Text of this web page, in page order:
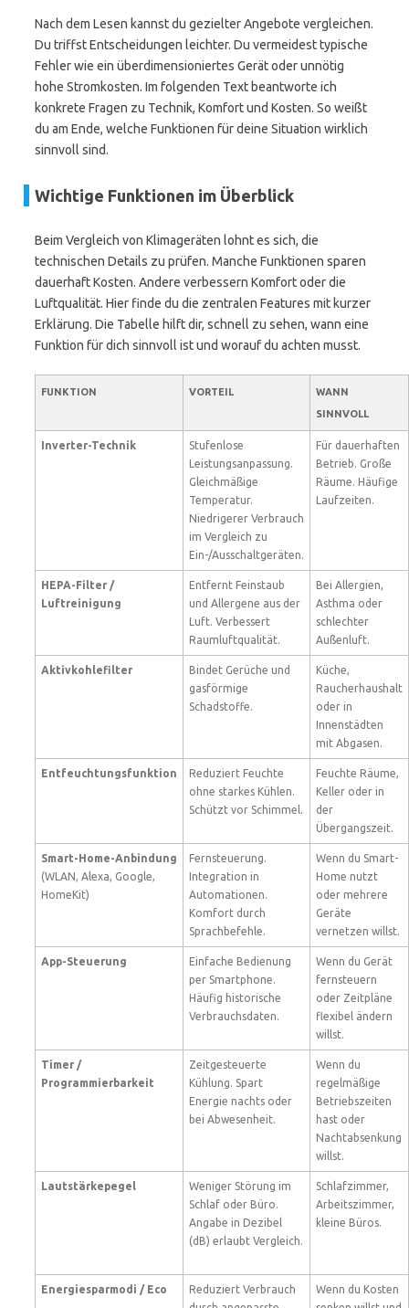
Nach dem Lesen kannst du gezielter Angebote vergleichen.
Du triffst Entscheidungen leichter. Du vermeidest typische
Fehler wie ein überdimensioniertes Gerät oder unnötig
hohe Stromkosten. Im folgenden Text beantworte ich
konkrete Fragen zu Technik, Komfort und Kosten. So weißt
du am Ende, welche Funktionen für deine Situation wirklich
sinnvoll sind.
Wichtige Funktionen im Überblick
Beim Vergleich von Klimageräten lohnt es sich, die
technischen Details zu prüfen. Manche Funktionen sparen
dauerhaft Kosten. Andere verbessern Komfort oder die
Luftqualität. Hier finde du die zentralen Features mit kurzer
Erklärung. Die Tabelle hilft dir, schnell zu sehen, wann eine
Funktion für dich sinnvoll ist und worauf du achten musst.
FUNKTION VORTEIL
WANN
SINNVOLL
Inverter-Technik
Stufenlose
Leistungsanpassung.
Gleichmäßige
Temperatur.
Niedrigerer Verbrauch
im Vergleich zu
Ein-/Ausschaltgeräten.
Für dauerhaften
Betrieb. Große
Räume. Häufige
Laufzeiten.
HEPA-Filter /
Luftreinigung
Entfernt Feinstaub
und Allergene aus der
Luft. Verbessert
Raumluftqualität.
Bei Allergien,
Asthma oder
schlechter
Außenluft.
Aktivkohlefilter
Bindet Gerüche und
gasförmige
Schadstoffe.
Küche,
Raucherhaushalt
oder in
Innenstädten
mit Abgasen.
Entfeuchtungsfunktion
Reduziert Feuchte
ohne starkes Kühlen.
Schützt vor Schimmel.
Feuchte Räume,
Keller oder in
der
Übergangszeit.
Smart-Home-Anbindung
(WLAN, Alexa, Google,
HomeKit)
Fernsteuerung.
Integration in
Automationen.
Komfort durch
Sprachbefehle.
Wenn du Smart-
Home nutzt
oder mehrere
Geräte
vernetzen willst.
App-Steuerung
Einfache Bedienung
per Smartphone.
Häufig historische
Verbrauchsdaten.
Wenn du Gerät
fernsteuern
oder Zeitpläne
flexibel ändern
willst.
Timer /
Programmierbarkeit
Zeitgesteuerte
Kühlung. Spart
Energie nachts oder
bei Abwesenheit.
Wenn du
regelmäßige
Betriebszeiten
hast oder
Nachtabsenkung
willst.
Lautstärkepegel
Weniger Störung im
Schlaf oder Büro.
Angabe in Dezibel
(dB) erlaubt Vergleich.
Schlafzimmer,
Arbeitszimmer,
kleine Büros.
Energiesparmodi / Eco
Reduziert Verbrauch
Wenn du Kosten